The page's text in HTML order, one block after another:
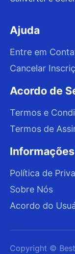
Ajuda
Entre em
Cancelar
Acordo de
Termos e
Termos de
Política de
Sobre Nós
Acordo do
Copyright ©